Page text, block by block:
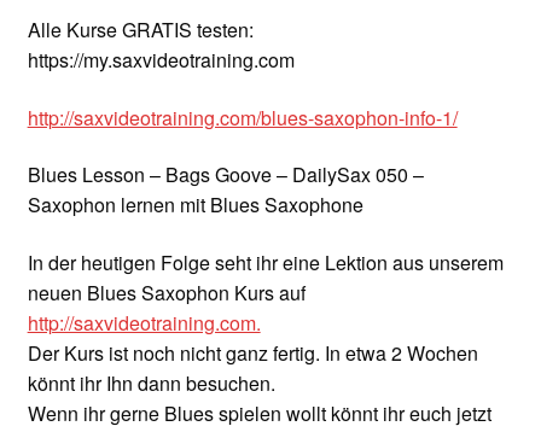
Alle Kurse GRATIS testen:
https://my.saxvideotraining.com
http://saxvideotraining.com/blues-saxophon-info-1/
Blues Lesson – Bags Goove – DailySax 050 –
Saxophon lernen mit Blues Saxophone
In der heutigen Folge seht ihr eine Lektion aus unserem
neuen Blues Saxophon Kurs auf
http://saxvideotraining.com.
Der Kurs ist noch nicht ganz fertig. In etwa 2 Wochen
könnt ihr Ihn dann besuchen.
Wenn ihr gerne Blues spielen wollt könnt ihr euch jetzt